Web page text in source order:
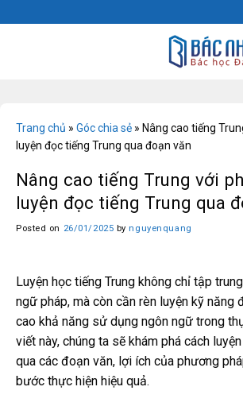
to
Trang chủ » Góc chia sẻ » Nâng cao tiếng
luyện đọc tiếng Trung qua đoạn văn
Nâng cao tiếng Trung với
luyện đọc tiếng Trung qua
Posted on 26/01/2025 by nguyenquang
Luyện học tiếng Trung không chỉ tập
ngữ pháp, mà còn cần rèn luyện kỹ năng
cao khả năng sử dụng ngôn ngữ trong
viết này, chúng ta sẽ khám phá cách
qua các đoạn văn, lợi ích của phương
bước thực hiện hiệu quả.